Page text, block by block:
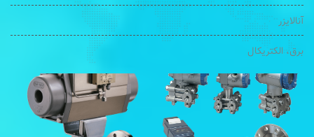
آنالایزر
برق، الکتریکال